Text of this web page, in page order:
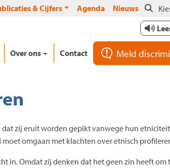
& Cijfers Agenda Nieuws
Over ons Contact Meld
zij eruit worden gepikt vanwege hun
omgaan met klachten over etnisch
in. Omdat zij denken dat het geen zin heeft om